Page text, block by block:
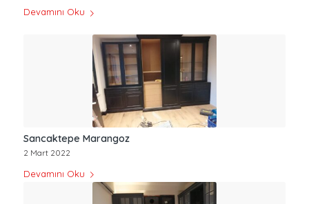
Devamını Oku
Sancaktepe Marangoz
2 Mart 2022
Devamını Oku